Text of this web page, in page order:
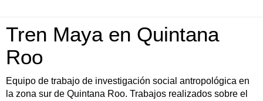
Tren Maya en Quintana
Roo
Equipo de trabajo de investigación social antropológica en
la zona sur de Quintana Roo. Trabajos realizados sobre el